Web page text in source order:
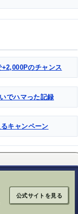
+2,000Pのチャンス
でハマった記録
キャンペーン
公式サイトを見る